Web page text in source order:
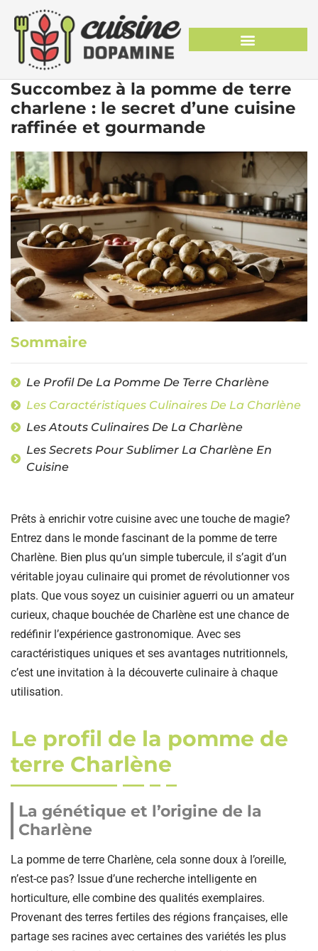
Succombez à la pomme de terre
charlene : le secret d’une cuisine
raffinée et gourmande
Sommaire
Le Profil De La Pomme De Terre Charlène
Les Caractéristiques Culinaires De La Charlène
Les Atouts Culinaires De La Charlène
Les Secrets Pour Sublimer La Charlène En
Cuisine
Prêts à enrichir votre cuisine avec une touche de magie?
Entrez dans le monde fascinant de la pomme de terre
Charlène. Bien plus qu’un simple tubercule, il s’agit d’un
véritable joyau culinaire qui promet de révolutionner vos
plats. Que vous soyez un cuisinier aguerri ou un amateur
curieux, chaque bouchée de Charlène est une chance de
redéfinir l’expérience gastronomique. Avec ses
caractéristiques uniques et ses avantages nutritionnels,
c’est une invitation à la découverte culinaire à chaque
utilisation.
Le profil de la pomme de
terre Charlène
La génétique et l’origine de la
Charlène
La pomme de terre Charlène, cela sonne doux à l’oreille,
n’est-ce pas? Issue d’une recherche intelligente en
horticulture, elle combine des qualités exemplaires.
Provenant des terres fertiles des régions françaises, elle
partage ses racines avec certaines des variétés les plus